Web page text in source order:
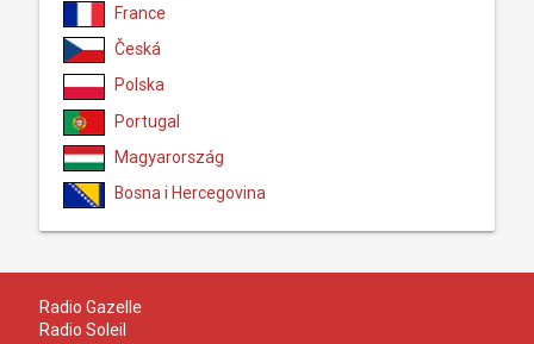
France
Česká
Polska
Portugal
Magyarország
Bosna i Hercegovina
Radio Gazelle
Radio Soleil